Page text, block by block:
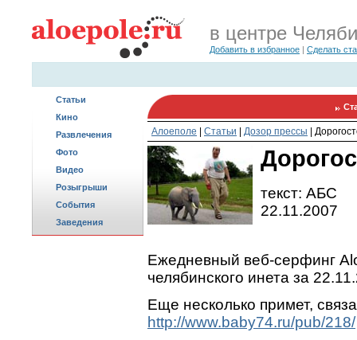
в центре
Добавить в избранное | Сделать
Статьи
Кино
Развлечения
Фото
Видео
Розыгрыши
События
Заведения
Алоеполе Статьи Дозор прессы
текст: АБС
22.11.2007
Ежедневный веб-серфинг
челябинского инета за
Еще несколько примет,
http://www.baby74.ru/pub/218/